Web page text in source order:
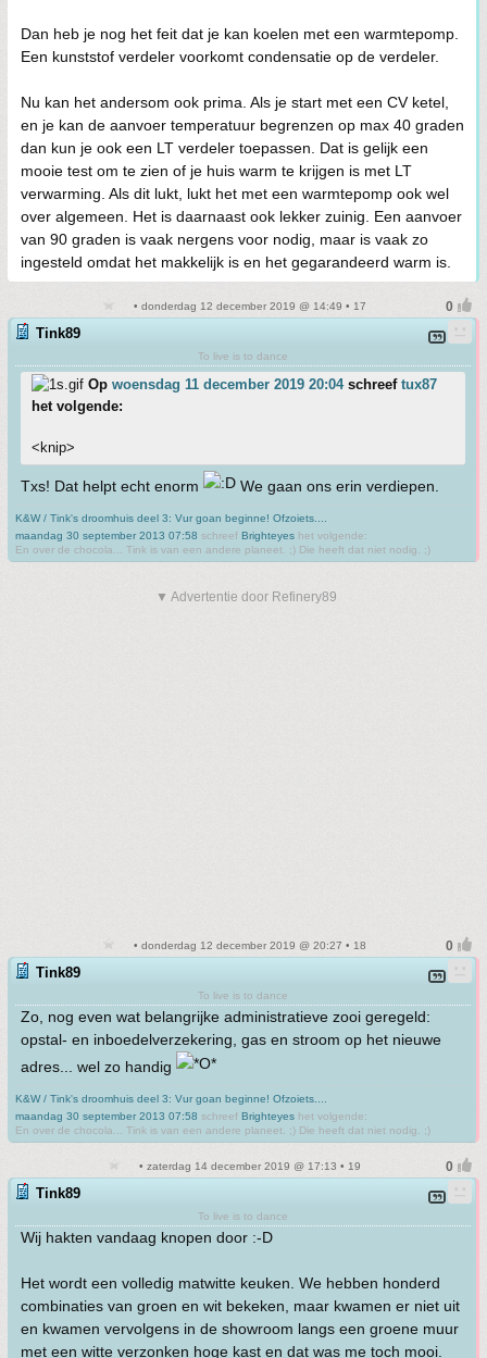
Dan heb je nog het feit dat je kan koelen met een warmtepomp.
Een kunststof verdeler voorkomt condensatie op de verdeler.
Nu kan het andersom ook prima. Als je start met een CV ketel,
en je kan de aanvoer temperatuur begrenzen op max 40 graden
dan kun je ook een LT verdeler toepassen. Dat is gelijk een
mooie test om te zien of je huis warm te krijgen is met LT
verwarming. Als dit lukt, lukt het met een warmtepomp ook wel
over algemeen. Het is daarnaast ook lekker zuinig. Een aanvoer
van 90 graden is vaak nergens voor nodig, maar is vaak zo
ingesteld omdat het makkelijk is en het gegarandeerd warm is.
• donderdag 12 december 2019 @ 14:49 • 17
Tink89
To live is to dance
Op woensdag 11 december 2019 20:04schreef tux87
het volgende:
<knip>
Txs! Dat helpt echt enorm We gaan ons erin verdiepen.
K&W / Tink's droomhuis deel 3: Vur goan beginne! Ofzoiets....
maandag 30 september 2013 07:58 schreef Brighteyes het volgende:
En over de chocola... Tink is van een andere planeet. ;) Die heeft dat niet nodig. ;)
▼ Advertentie door Refinery89
• donderdag 12 december 2019 @ 20:27 • 18
Tink89
To live is to dance
Zo, nog even wat belangrijke administratieve zooi geregeld:
opstal- en inboedelverzekering, gas en stroom op het nieuwe
adres... wel zo handig
K&W / Tink's droomhuis deel 3: Vur goan beginne! Ofzoiets....
maandag 30 september 2013 07:58 schreef Brighteyes het volgende:
En over de chocola... Tink is van een andere planeet. ;) Die heeft dat niet nodig. ;)
• zaterdag 14 december 2019 @ 17:13 • 19
Tink89
To live is to dance
Wij hakten vandaag knopen door :-D
Het wordt een volledig matwitte keuken. We hebben honderd
combinaties van groen en wit bekeken, maar kwamen er niet uit
en kwamen vervolgens in de showroom langs een groene muur
met een witte verzonken hoge kast en dat was me toch mooi.